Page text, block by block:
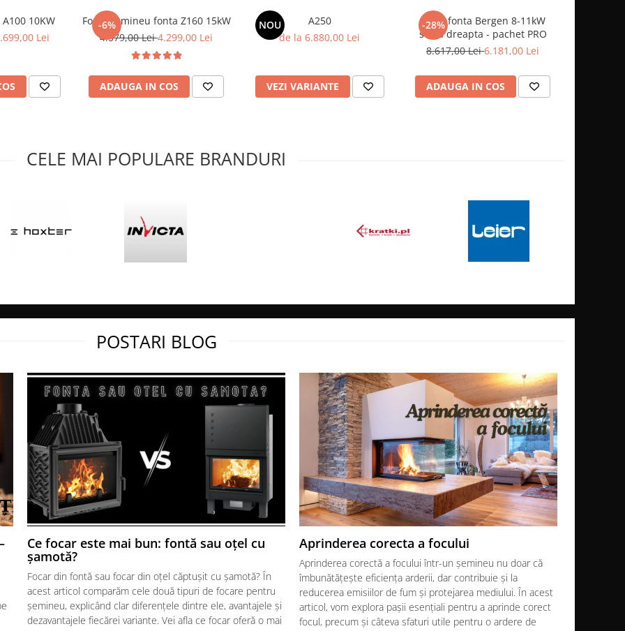
la instalatia de incalzire,
la o ardere mai
se poate descarca
10KW
Lei
-6%
Focar semineu fonta Z160 15kW
4.579,00 Lei4.299,00 Lei
ADAUGA IN COS
NOU
A250
de la 6.880,00 Lei
VEZI VARIANTE
-28%
Focar fonta Bergen 8-11kW
sticla dreapta - pachet PRO
8.617,00 Lei6.181,00 Lei
ADAUGA IN COS
CELE MAI POPULARE BRANDURI
POSTARI BLOG
Ce focar este mai bun: fontă sau oțel cu
șamotă?
Focar din fontă sau focar din oțel căptușit cu șamotă? În
acest articol comparăm cele două tipuri de focare pentru
șemineu, explicând clar diferențele dintre ele, avantajele și
dezavantajele fiecărei variante. Vei afla ce focar oferă o mai
Aprinderea corecta a focului
Aprinderea corectă a focului într-un șemineu nu doar că
îmbunătățește eficiența arderii, dar contribuie și la
reducerea emisiilor de fum și protejarea mediului. În acest
articol, vom explora pașii esențiali pentru a aprinde corect
focul, precum și câteva sfaturi utile pentru o ardere de